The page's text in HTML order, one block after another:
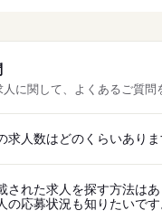
に関して、よくあるご質問
求人数はどのくらいありま
された求人を探す方法は
の応募状況も知りたいです